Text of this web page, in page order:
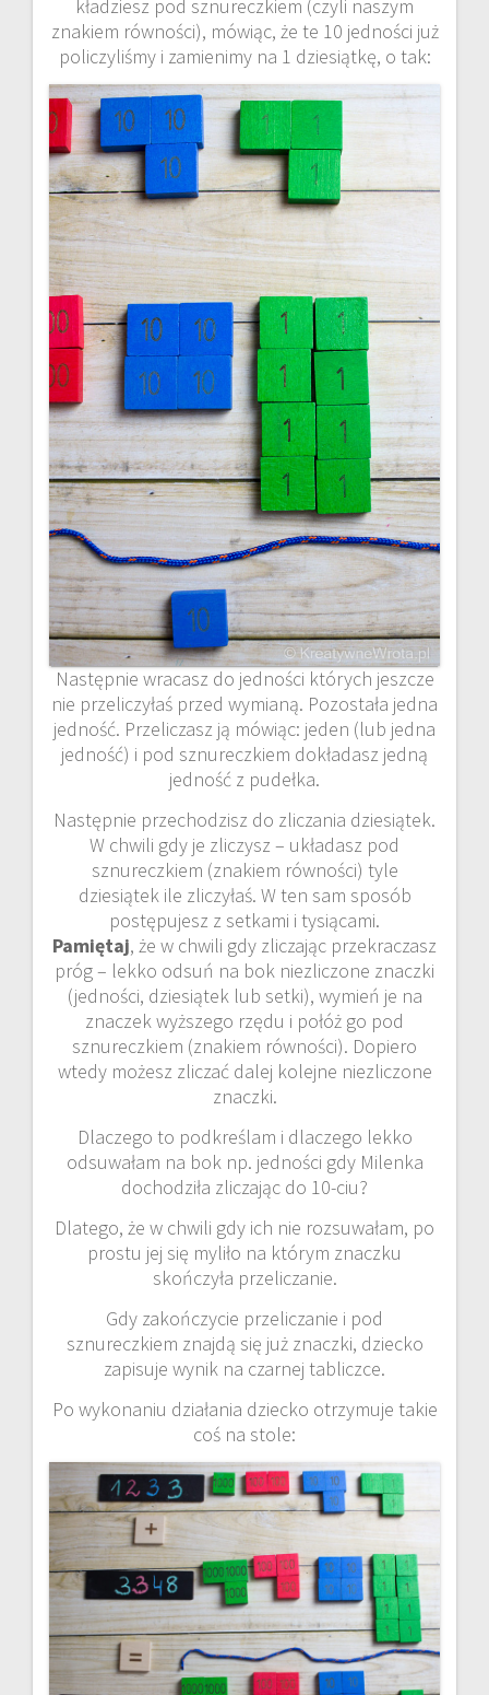
kładziesz pod sznureczkiem (czyli naszym
znakiem równości), mówiąc, że te 10 jedności już
policzyliśmy i zamienimy na 1 dziesiątkę, o tak:
Następnie wracasz do jedności których jeszcze
nie przeliczyłaś przed wymianą. Pozostała jedna
jedność. Przeliczasz ją mówiąc: jeden (lub jedna
jedność) i pod sznureczkiem dokładasz jedną
jedność z pudełka.
Następnie przechodzisz do zliczania dziesiątek.
W chwili gdy je zliczysz – układasz pod
sznureczkiem (znakiem równości) tyle
dziesiątek ile zliczyłaś. W ten sam sposób
postępujesz z setkami i tysiącami.
Pamiętaj, że w chwili gdy zliczając przekraczasz
próg – lekko odsuń na bok niezliczone znaczki
(jedności, dziesiątek lub setki), wymień je na
znaczek wyższego rzędu i połóż go pod
sznureczkiem (znakiem równości). Dopiero
wtedy możesz zliczać dalej kolejne niezliczone
znaczki.
Dlaczego to podkreślam i dlaczego lekko
odsuwałam na bok np. jedności gdy Milenka
dochodziła zliczając do 10-ciu?
Dlatego, że w chwili gdy ich nie rozsuwałam, po
prostu jej się myliło na którym znaczku
skończyła przeliczanie.
Gdy zakończycie przeliczanie i pod
sznureczkiem znajdą się już znaczki, dziecko
zapisuje wynik na czarnej tabliczce.
Po wykonaniu działania dziecko otrzymuje takie
coś na stole: